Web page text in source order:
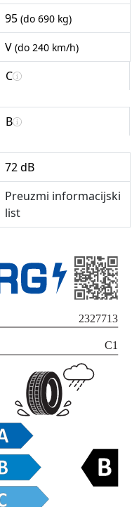
95 (do 690 kg)
V (do 240 km/h)
C
B
72 dB
Preuzmi informacijski
list